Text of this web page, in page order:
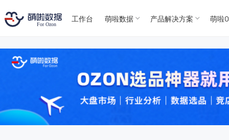
For
For
工作台 萌啦数据 产品解决方案 萌啦